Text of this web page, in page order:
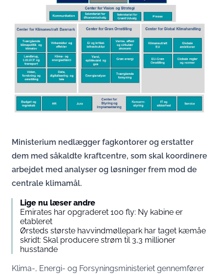
Ministerium nedlægger fagkontorer og erstatter
dem med såkaldte kraftcentre, som skal koordinere
arbejdet med analyser og løsninger frem mod de
centrale klimamål.
Lige nu læser andre
Emirates har opgraderet 100 fly: Ny kabine er
etableret
Ørsteds største havvindmøllepark har taget kæmåe
skridt: Skal producere strøm til 3,3 millioner
husstande
Klima-, Energi- og Forsyningsministeriet gennemfører